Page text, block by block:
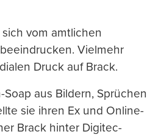
vom amtlichen
Vielmehr
Druck auf Brack.
aus Bildern, Sprüchen
sie ihren Ex und Online-
Brack hinter Digitec-